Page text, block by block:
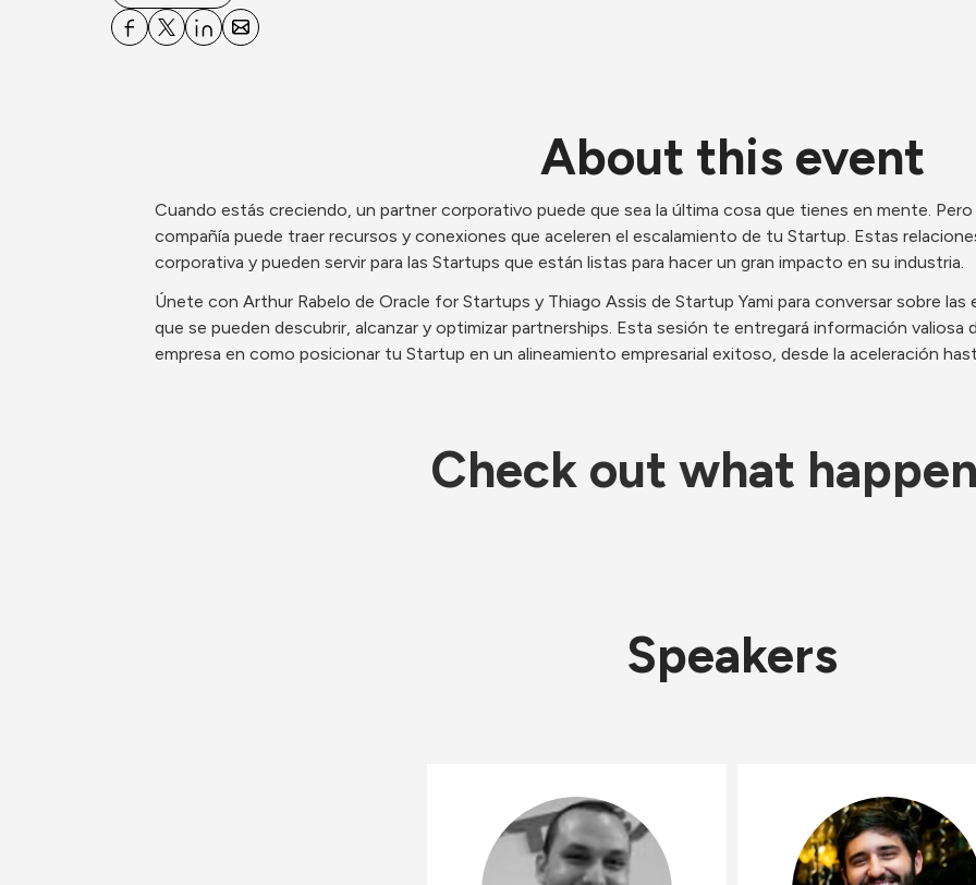
About this event
Cuando estás creciendo, un partner corporativo puede que sea la última cosa que tienes en mente.
compañía puede traer recursos y conexiones que aceleren el escalamiento de tu Startup. Estas
corporativa y pueden servir para las Startups que están listas para hacer un gran impacto en su industria.
Únete con Arthur Rabelo de Oracle for Startups y Thiago Assis de Startup Yami para conversar sobre
que se pueden descubrir, alcanzar y optimizar partnerships. Esta sesión te entregará información
empresa en como posicionar tu Startup en un alineamiento empresarial exitoso, desde la aceleración
Check out what
Speakers